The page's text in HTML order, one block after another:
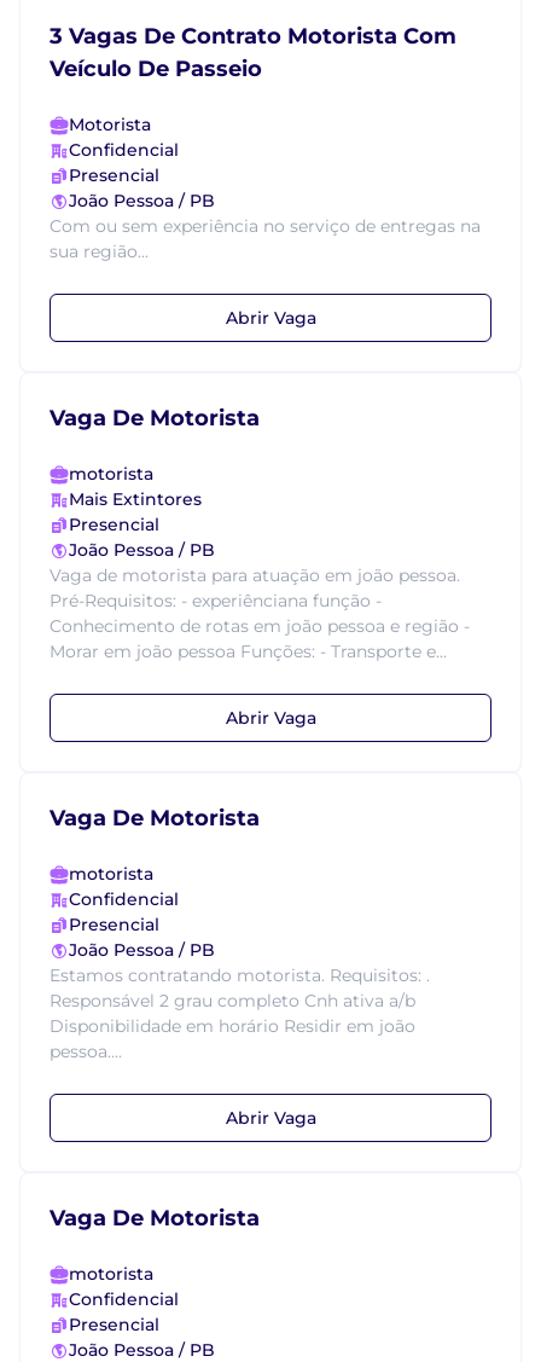
3 Vagas De Contrato Motorista Com
Veículo De Passeio
Motorista
Confidencial
Presencial
João Pessoa / PB
Com ou sem experiência no serviço de entregas na
sua região...
Abrir Vaga
Vaga De Motorista
motorista
Mais Extintores
Presencial
João Pessoa / PB
Vaga de motorista para atuação em joão pessoa.
Pré-Requisitos: - experiênciana função -
Conhecimento de rotas em joão pessoa e região -
Morar em joão pessoa Funções: - Transporte e...
Abrir Vaga
Vaga De Motorista
motorista
Confidencial
Presencial
João Pessoa / PB
Estamos contratando motorista. Requisitos: .
Responsável 2 grau completo Cnh ativa a/b
Disponibilidade em horário Residir em joão
pessoa....
Abrir Vaga
Vaga De Motorista
motorista
Confidencial
Presencial
João Pessoa / PB